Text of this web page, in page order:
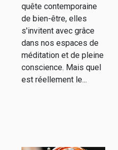
quête contemporaine
de bien-être, elles
s'invitent avec grâce
dans nos espaces de
méditation et de pleine
conscience. Mais quel
est réellement le...